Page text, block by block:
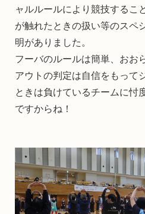
ャルルールにより競技するこ
が触れたときの扱い等のスペ
明がありました。
フーバのルールは簡単、お
アウトの判定は自信をもって
ときは負けているチームに忖
ですからね！